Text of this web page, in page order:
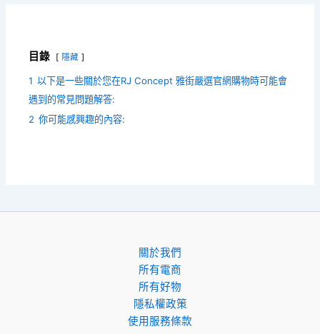
目錄 隱藏
1 以下是一些關於您在RJ Concept 雅街嚴選官網購物時可能會
遇到的常見問題解答:
2 你可能感興趣的內容:
關於我們
所有電商
所有好物
隱私權政策
使用服務條款